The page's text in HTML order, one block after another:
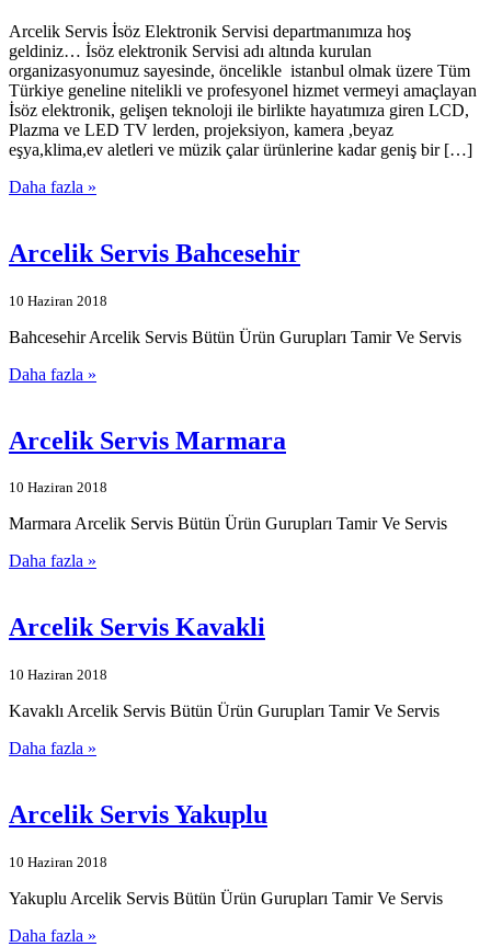
Arcelik Servis İsöz Elektronik Servisi departmanımıza hoş
geldiniz… İsöz elektronik Servisi adı altında kurulan
organizasyonumuz sayesinde, öncelikle istanbul olmak üzere Tüm
Türkiye geneline nitelikli ve profesyonel hizmet vermeyi amaçlayan
İsöz elektronik, gelişen teknoloji ile birlikte hayatımıza giren LCD,
Plazma ve LED TV lerden, projeksiyon, kamera ,beyaz
eşya,klima,ev aletleri ve müzik çalar ürünlerine kadar geniş bir […]
Daha fazla »
Arcelik Servis Bahcesehir
10 Haziran 2018
Bahcesehir Arcelik Servis Bütün Ürün Gurupları Tamir Ve Servis
Daha fazla »
Arcelik Servis Marmara
10 Haziran 2018
Marmara Arcelik Servis Bütün Ürün Gurupları Tamir Ve Servis
Daha fazla »
Arcelik Servis Kavakli
10 Haziran 2018
Kavaklı Arcelik Servis Bütün Ürün Gurupları Tamir Ve Servis
Daha fazla »
Arcelik Servis Yakuplu
10 Haziran 2018
Yakuplu Arcelik Servis Bütün Ürün Gurupları Tamir Ve Servis
Daha fazla »